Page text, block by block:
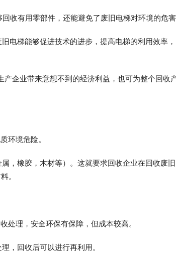
收有用零部件，还能避免了废旧电梯对环境的危害
电梯能够促进技术的进步，提高电梯的利用效率
企业带来意想不到的经济利益，也可为整个回收
环境危险。
，橡胶，木材等）。这就要求回收企业在回收废
。
处理，安全环保有保障，但成本较高。
，回收后可以进行再利用。